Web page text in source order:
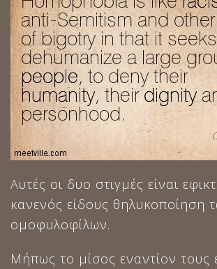
Αυτές οι δυο στιγμές είναι
κανενός είδους θηλυκοποίηση
ομοφυλοφίλων.
Μήπως το μίσος εναντίον τους